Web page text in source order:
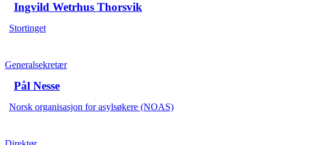
Ingvild Wetrhus Thorsvik
Stortinget
Generalsekretær
Pål Nesse
Norsk organisasjon for asylsøkere (NOAS)